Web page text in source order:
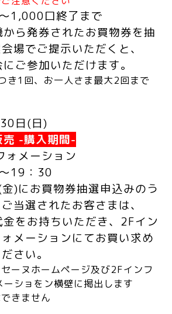
～1,000口終了まで
ら発券されたお買物券を抽
場でご提示いただくと、
ご参加いただけます。
き1 回、お一人さま最大2回まで
30日(日)
-購入期間-
ォメーション
～19 ： 30
金)にお買物券抽選申込みのう
当選されたお客さまは、
をお持ちいただき、 2Fイン
ォメーションにてお買い求め
さい。
ーヌホームページ及び2Fインフ
ーショをン横壁に掲出します
きません